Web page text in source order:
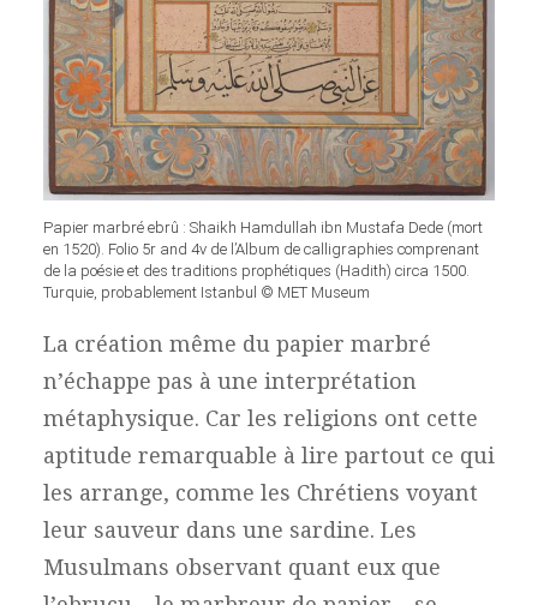
Papier marbré ebrû : Shaikh Hamdullah ibn Mustafa Dede (mort
en 1520). Folio 5r and 4v de l’Album de calligraphies comprenant
de la poésie et des traditions prophétiques (Hadith) circa 1500.
Turquie, probablement Istanbul © MET Museum
La création même du papier marbré
n’échappe pas à une interprétation
métaphysique. Car les religions ont cette
aptitude remarquable à lire partout ce qui
les arrange, comme les Chrétiens voyant
leur sauveur dans une sardine. Les
Musulmans observant quant eux que